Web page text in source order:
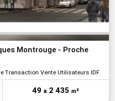
Montrouge - Proche
Transaction Vente Utilisateurs IDF
49 à 2 435 m²